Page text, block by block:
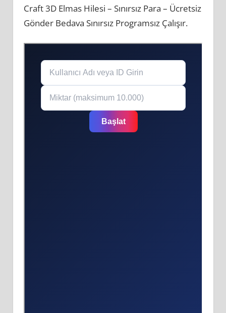
Craft 3D Elmas Hilesi – Sınırsız Para – Ücretsiz
Gönder Bedava Sınırsız Programsız Çalışır.